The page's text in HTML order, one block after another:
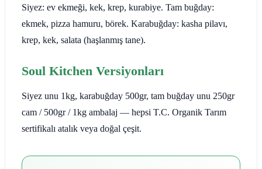
Siyez: ev ekmeği, kek, krep, kurabiye. Tam buğday:
ekmek, pizza hamuru, börek. Karabuğday: kasha pilavı,
krep, kek, salata (haşlanmış tane).
Soul Kitchen Versiyonları
Siyez unu 1kg, karabuğday 500gr, tam buğday unu 250gr
cam / 500gr / 1kg ambalaj — hepsi T.C. Organik Tarım
sertifikalı atalık veya doğal çeşit.